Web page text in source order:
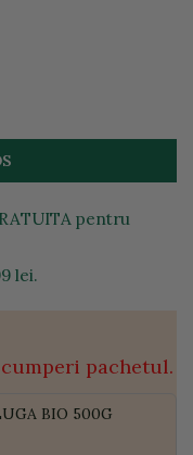
pentru
lei.
cumperi pachetul.
BIO 500G